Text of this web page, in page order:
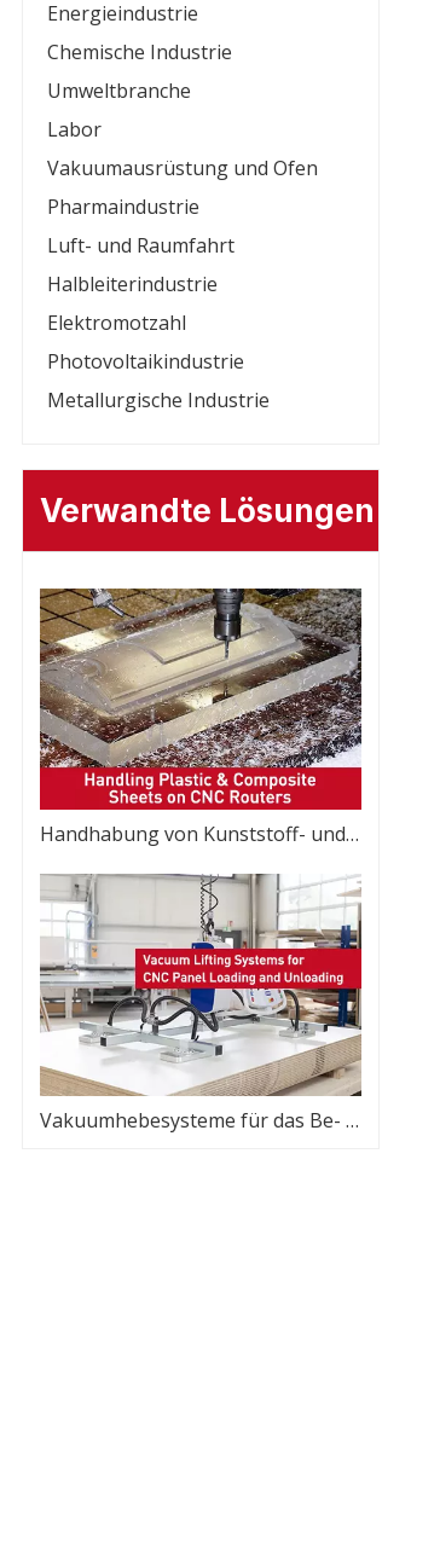
Energieindustrie
Chemische Industrie
Umweltbranche
Labor
Vakuumausrüstung und Ofen
Pharmaindustrie
Luft- und Raumfahrt
Halbleiterindustrie
Elektromotzahl
Photovoltaikindustrie
Metallurgische Industrie
Verwandte Lösungen
Handhabung von Kunststoff- und Verbundplatten auf CNC-Fräsmaschinen: Überlegungen zum Vakuum über Holz hinaus
Vakuumhebesysteme für das Be- und Entladen von CNC-Platten